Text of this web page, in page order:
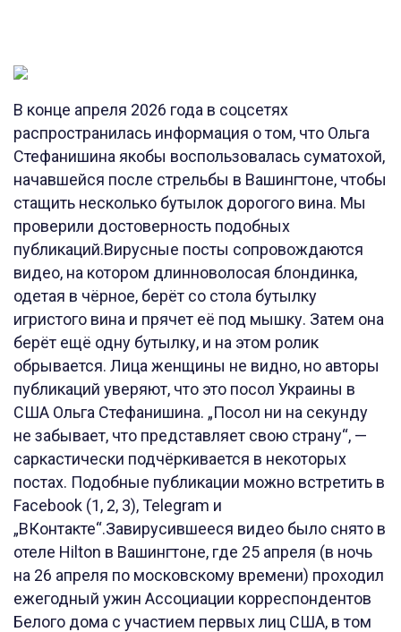
В конце апреля 2026 года в соцсетях
распространилась информация о том, что Ольга
Стефанишина якобы воспользовалась суматохой,
начавшейся после стрельбы в Вашингтоне, чтобы
стащить несколько бутылок дорогого вина. Мы
проверили достоверность подобных
публикаций.Вирусные посты сопровождаются
видео, на котором длинноволосая блондинка,
одетая в чёрное, берёт со стола бутылку
игристого вина и прячет её под мышку. Затем она
берёт ещё одну бутылку, и на этом ролик
обрывается. Лица женщины не видно, но авторы
публикаций уверяют, что это посол Украины в
США Ольга Стефанишина. „Посол ни на секунду
не забывает, что представляет свою страну“, —
саркастически подчёркивается в некоторых
постах. Подобные публикации можно встретить в
Facebook (1, 2, 3), Telegram и
„ВКонтакте“.Завирусившееся видео было снято в
отеле Hilton в Вашингтоне, где 25 апреля (в ночь
на 26 апреля по московскому времени) проходил
ежегодный ужин Ассоциации корреспондентов
Белого дома с участием первых лиц США, в том